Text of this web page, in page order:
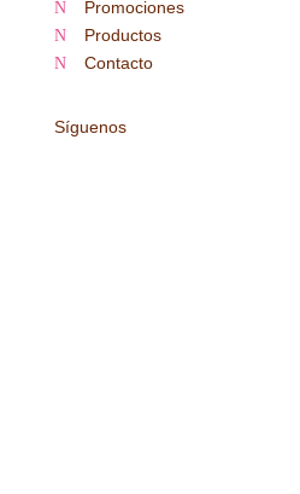
N Promociones
N Productos
N Contacto
Síguenos